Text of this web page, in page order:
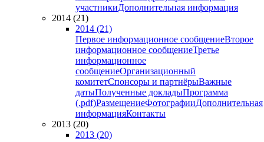
участникиДополнительная информация
2014 (21)
2014 (21)
Первое информационное сообщениеВторое
информационное сообщениеТретье
информационное
сообщениеОрганизационный
комитетСпонсоры и партнёрыВажные
датыПолученные докладыПрограмма
(.pdf)РазмещениеФотографииДополнительная
информацияКонтакты
2013 (20)
2013 (20)